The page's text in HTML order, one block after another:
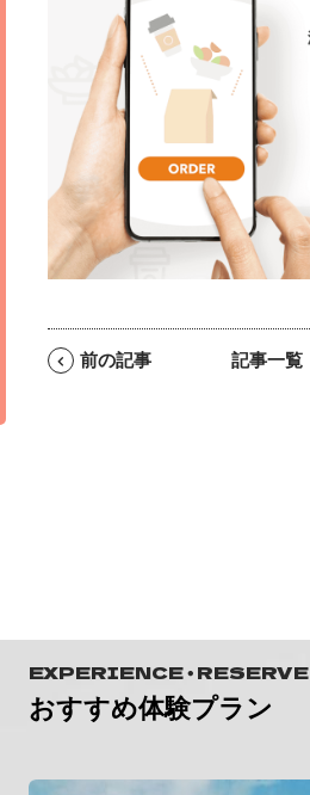
前の記事 記事一覧
EXPERIENCE ・ RESERVE
おすすめ体験プラン